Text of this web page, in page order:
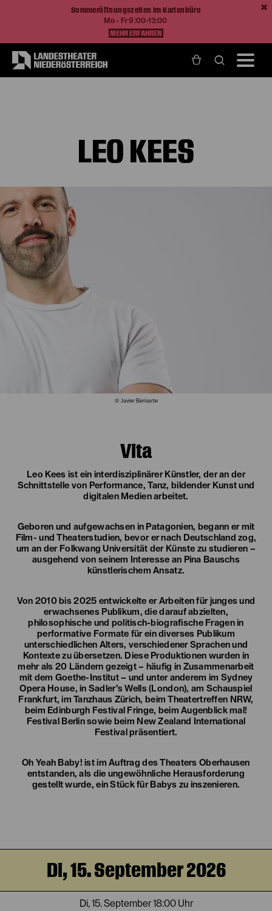
Sommeröffnungszeiten im Kartenbüro
Mo - Fr 9:00-13:00
MEHR ERFAHREN
LEO KEES
© Javier Berisarte
Vita
Leo Kees ist ein interdisziplinärer Künstler, der an der
Schnittstelle von Performance, Tanz, bildender Kunst und
digitalen Medien arbeitet.
Geboren und aufgewachsen in Patagonien, begann er mit
Film- und Theaterstudien, bevor er nach Deutschland zog,
um an der Folkwang Universität der Künste zu studieren –
ausgehend von seinem Interesse an Pina Bauschs
künstlerischem Ansatz.
Von 2010 bis 2025 entwickelte er Arbeiten für junges und
erwachsenes Publikum, die darauf abzielten,
philosophische und politisch-biografische Fragen in
performative Formate für ein diverses Publikum
unterschiedlichen Alters, verschiedener Sprachen und
Kontexte zu übersetzen. Diese Produktionen wurden in
mehr als 20 Ländern gezeigt – häufig in Zusammenarbeit
mit dem Goethe-Institut – und unter anderem im Sydney
Opera House, in Sadler’s Wells (London), am Schauspiel
Frankfurt, im Tanzhaus Zürich, beim Theatertreffen NRW,
beim Edinburgh Festival Fringe, beim Augenblick mal!
Festival Berlin sowie beim New Zealand International
Festival präsentiert.
Oh Yeah Baby! ist im Auftrag des Theaters Oberhausen
entstanden, als die ungewöhnliche Herausforderung
gestellt wurde, ein Stück für Babys zu inszenieren.
Di, 15. September 2026
Di, 15. September18:00 Uhr